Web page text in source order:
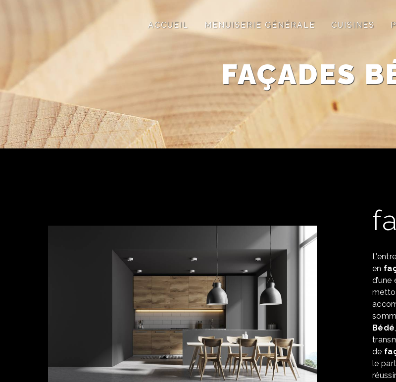
ACCUEIL MENUISERIE GÉNÉRALE CUISINES
FAÇADES
en
Bédé
de
le